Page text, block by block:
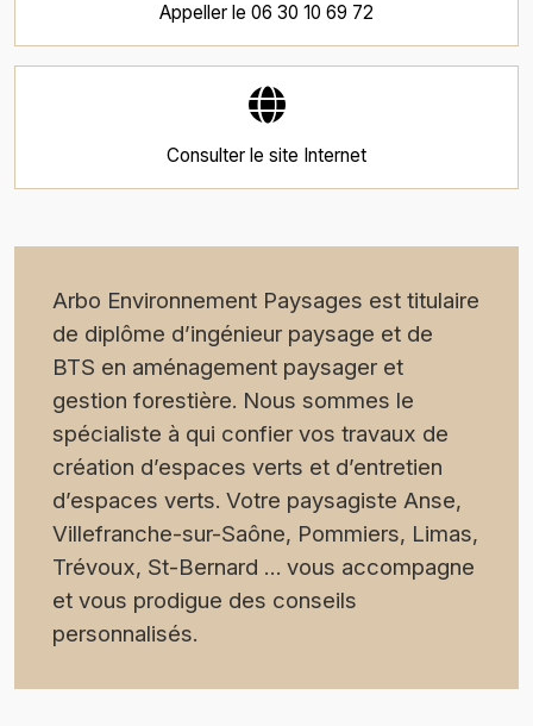
Appeller le 06 30 10 69 72
Consulter le site Internet
Arbo Environnement Paysages est titulaire
de diplôme d’ingénieur paysage et de
BTS en aménagement paysager et
gestion forestière. Nous sommes le
spécialiste à qui confier vos travaux de
création d’espaces verts et d’entretien
d’espaces verts. Votre paysagiste Anse,
Villefranche-sur-Saône, Pommiers, Limas,
Trévoux, St-Bernard … vous accompagne
et vous prodigue des conseils
personnalisés.